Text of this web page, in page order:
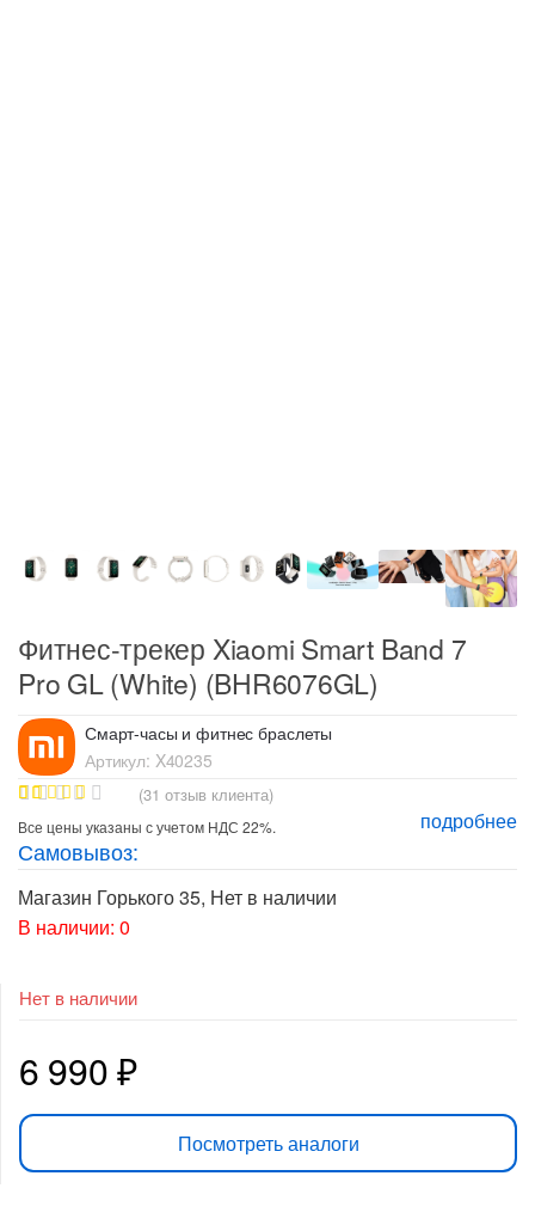
Фитнес-трекер Xiaomi Smart Band 7
Pro GL (White) (BHR6076GL)
Смарт-часы и фитнес браслеты
Артикул: X40235
Рейтинг
4.90из 5
на основе
опроса
30
пользовате
лей
(31 отзыв клиента)
подробнее
Все цены указаны с учетом НДС 22%.
Самовывоз:
Магазин Горького 35, Нет в наличии
В наличии: 0
Нет в наличии
6 990₽
Посмотреть аналоги